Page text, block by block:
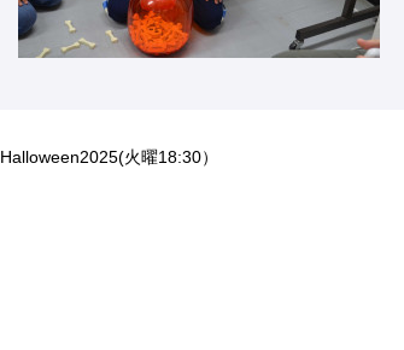
Halloween2025(火曜18:30）